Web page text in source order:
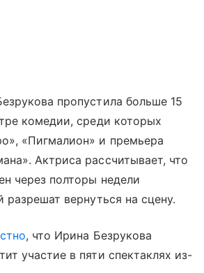
пропустила больше 15
комедии, среди которых
«Пигмалион» и премьера
Актриса рассчитывает, что
через полторы недели
разрешат вернуться на сцену.
, что Ирина Безрукова
участие в пяти спектаклях из-